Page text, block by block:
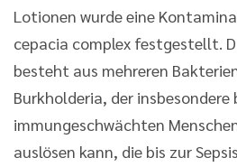
Lotionen wurde eine
cepacia complex festgestellt.
besteht aus mehreren
Burkholderia, der insbesondere
immungeschwächten
auslösen kann, die bis zur